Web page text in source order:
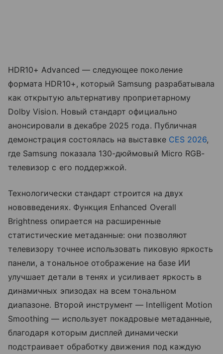
HDR10+ Advanced — следующее поколение
формата HDR10+, который Samsung разрабатывала
как открытую альтернативу проприетарному
Dolby Vision. Новый стандарт официально
анонсировали в декабре 2025 года. Публичная
демонстрация состоялась на выставке CES 2026,
где Samsung показала 130-дюймовый Micro RGB-
телевизор с его поддержкой.
Технологически стандарт строится на двух
нововведениях. Функция Enhanced Overall
Brightness опирается на расширенные
статистические метаданные: они позволяют
телевизору точнее использовать пиковую яркость
панели, а тональное отображение на базе ИИ
улучшает детали в тенях и усиливает яркость в
динамичных эпизодах на всем тональном
диапазоне. Второй инструмент — Intelligent Motion
Smoothing — использует покадровые метаданные,
благодаря которым дисплей динамически
подстраивает обработку движения под каждую